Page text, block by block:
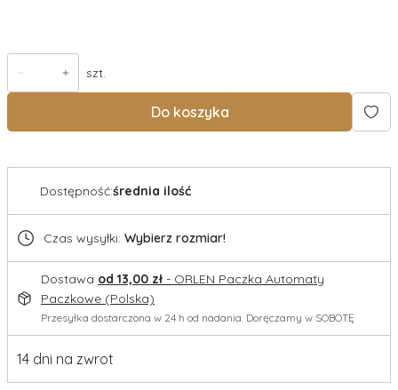
szt.
Do koszyka
Dostępność:średnia ilość
Czas wysyłki: Wybierz rozmiar!
Dostawa od 13,00 zł - ORLEN Paczka Automaty
Paczkowe (Polska)
Przesyłka dostarczona w 24 h od nadania. Doręczamy w SOBOTĘ
14 dni na zwrot